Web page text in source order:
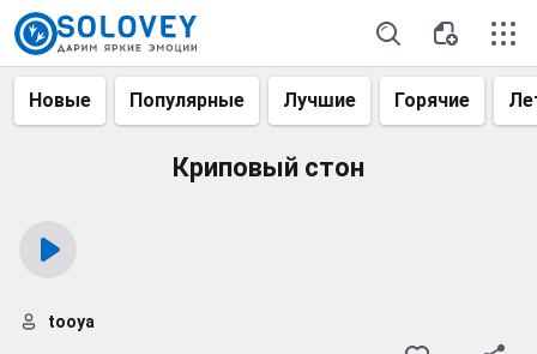
Новые Популярные Лучшие Горячие
Криповый стон
tooya